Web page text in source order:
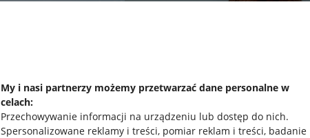
My i nasi partnerzy możemy przetwarzać dane personalne w
celach:
Przechowywanie informacji na urządzeniu lub dostęp do nich.
Spersonalizowane reklamy i treści, pomiar reklam i treści, badanie